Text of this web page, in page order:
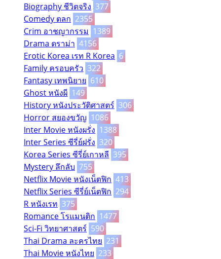
Biography ชีวิตจริง 377
Comedy ตลก 2355
Crim อาชญากรรม 1389
Drama ดราม่า 4156
Erotic Korea เรท R Korea 6
Family ครอบครัว 322
Fantasy เทพนิยาย 610
Ghost หนังผี 149
History หนังประวัติศาสตร์ 306
Horror สยองขวัญ 1086
Inter Movie หนังผรั่ง 1388
Inter Series ซีรี่ย์ฝรั่ง 320
Korea Series ซีรี่ย์เกาหลี 395
Mystery ลึกลับ 755
Netflix Movie หนังเน็ตฟิก 413
Netflix Series ซีรี่ย์เน็ตฟิก 294
R หนังเรท 375
Romance โรแมนติก 1477
Sci-Fi วิทยาศาสตร์ 590
Thai Drama ละครไทย 231
Thai Movie หนังไทย 233